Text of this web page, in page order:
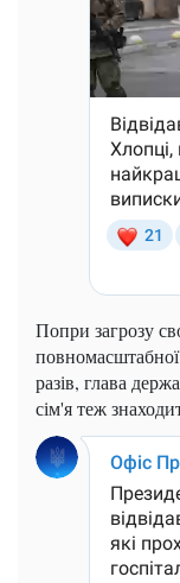
Попри загрозу
разів, глава
сім'я теж